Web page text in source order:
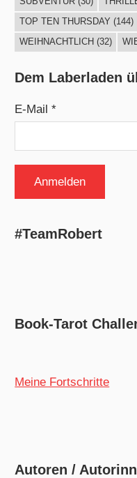
TOP TEN THURSDAY (144)
WEIHNACHTLICH (32)
Dem Laberladen
E-Mail *
#TeamRobert
Book-Tarot
Meine Fortschritte
Autoren /